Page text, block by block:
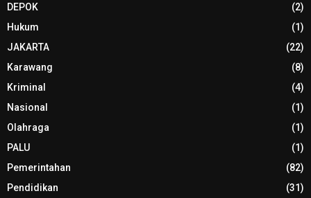
DEPOK
(2)
Hukum
(1)
JAKARTA
(22)
Karawang
(8)
Kriminal
(4)
Nasional
(1)
Olahraga
(1)
PALU
(1)
Pemerintahan
(82)
Pendidikan
(31)